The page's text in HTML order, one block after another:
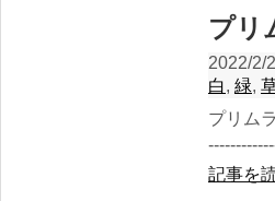
プリ
2022/2/
白, 緑,
プリム
記事を